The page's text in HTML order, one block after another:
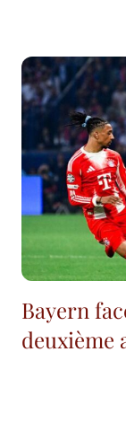
Bayern
deuxième